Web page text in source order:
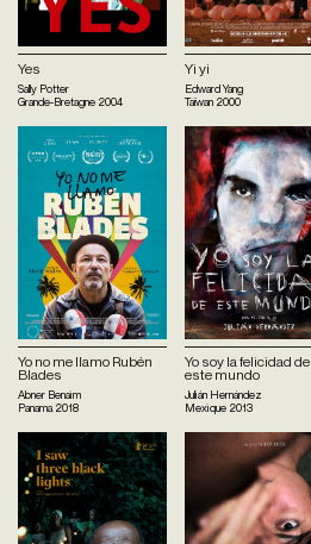
Yes
Sally Potter
Grande-Bretagne 2004
Yi yi
Edward Yang
Taïwan 2000
Yo no me llamo Rubén
Blades
Abner Benaim
Panama 2018
Yo soy la felicidad de
este mundo
Julián Hernández
Mexique 2013